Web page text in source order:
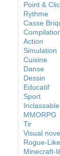
Point &
Rythme
Casse
Action
Simulation
Cuisine
Danse
Dessin
Educatif
Sport
Inclassable
MMORPG
Tir
Visual
Rogue-Like
Minecraft-